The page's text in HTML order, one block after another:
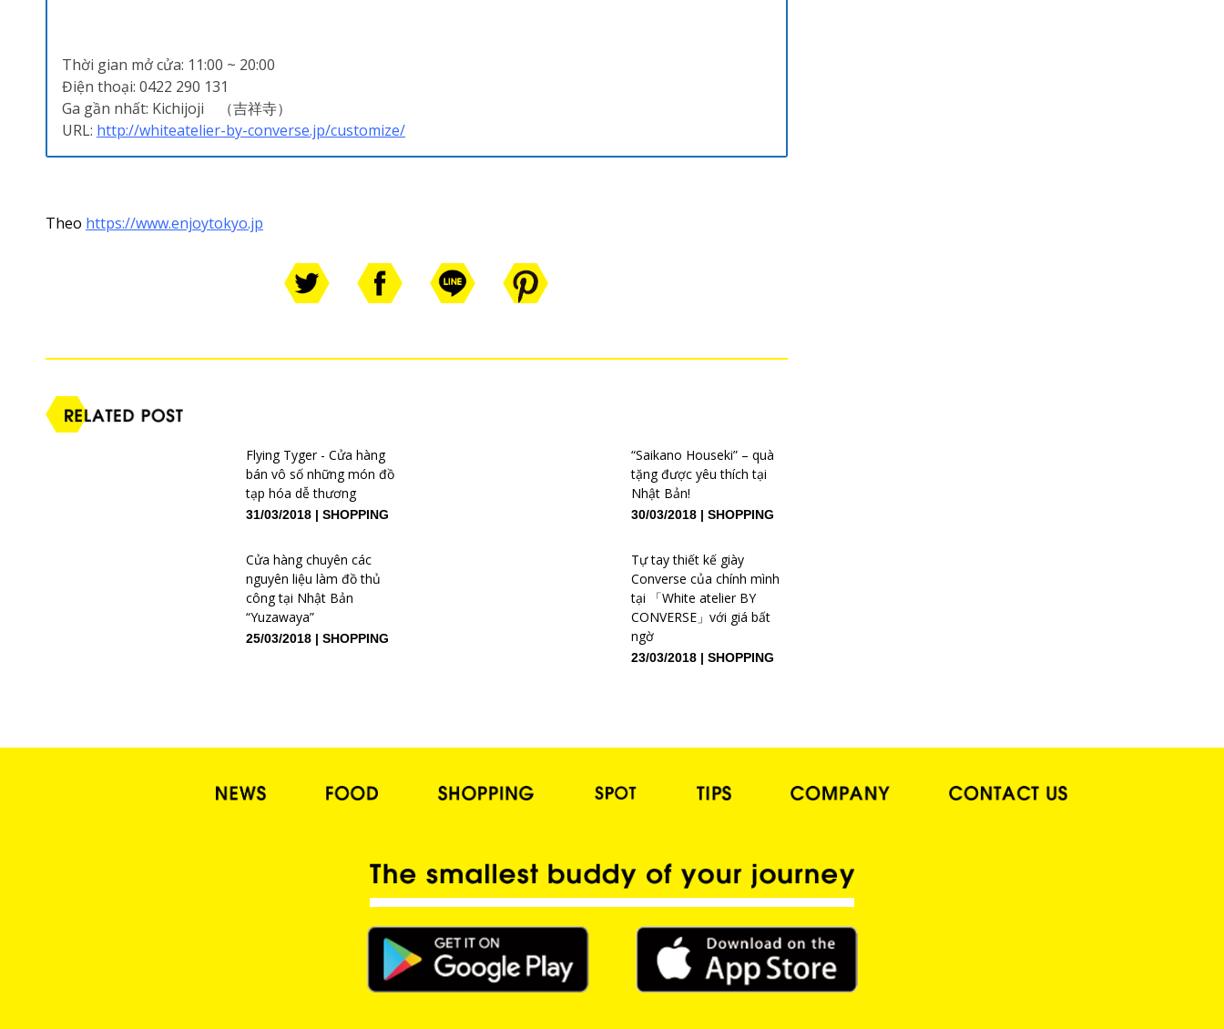
Thời gian mở cửa: 11:00 ~ 20:00
Điện thoại: 0422 290 131
Ga gần nhất: Kichijoji （吉祥寺）
URL: http://whiteatelier-by-converse.jp/customize/
Theo https://www.enjoytokyo.jp
Flying Tyger - Cửa hàng
bán vô số những món đồ
tạp hóa dễ thương
31/03/2018 SHOPPING
“Saikano Houseki” – quà
tặng được yêu thích tại
Nhật Bản!
30/03/2018 SHOPPING
Cửa hàng chuyên các
nguyên liệu làm đồ thủ
công tại Nhật Bản
“Yuzawaya”
25/03/2018 SHOPPING
Tự tay thiết kế giày
Converse của chính mình
tại 「White atelier BY
CONVERSE」với giá bất
ngờ
23/03/2018 SHOPPING